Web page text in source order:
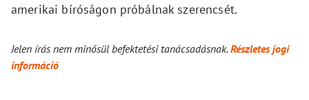
amerikai bíróságon próbálnak szerencsét.
Jelen írás nem minősül befektetési tanácsadásnak.Részletes jogi
információ